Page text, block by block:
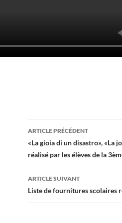
Navigation
des
articles
ARTICLE PRÉCÉDENT
«La gioia di un disastro», «La
réalisé par les élèves de la
ARTICLE SUIVANT
Liste de fournitures scolaires